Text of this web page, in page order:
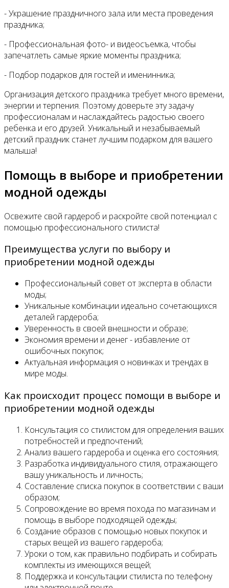
- Украшение праздничного зала или места проведения
праздника;
- Профессиональная фото- и видеосъемка, чтобы
запечатлеть самые яркие моменты праздника;
- Подбор подарков для гостей и именинника;
Организация детского праздника требует много времени,
энергии и терпения. Поэтому доверьте эту задачу
профессионалам и наслаждайтесь радостью своего
ребенка и его друзей. Уникальный и незабываемый
детский праздник станет лучшим подарком для вашего
малыша!
Помощь в выборе и приобретении
модной одежды
Освежите свой гардероб и раскройте свой потенциал с
помощью профессионального стилиста!
Преимущества услуги по выбору и
приобретении модной одежды
Профессиональный совет от эксперта в области
моды;
Уникальные комбинации идеально сочетающихся
деталей гардероба;
Уверенность в своей внешности и образе;
Экономия времени и денег - избавление от
ошибочных покупок;
Актуальная информация о новинках и трендах в
мире моды.
Как происходит процесс помощи в выборе и
приобретении модной одежды
Консультация со стилистом для определения ваших
потребностей и предпочтений;
Анализ вашего гардероба и оценка его состояния;
Разработка индивидуального стиля, отражающего
вашу уникальность и личность;
Составление списка покупок в соответствии с ваши
образом;
Сопровождение во время похода по магазинам и
помощь в выборе подходящей одежды;
Создание образов с помощью новых покупок и
старых вещей из вашего гардероба;
Уроки о том, как правильно подбирать и собирать
комплекты из имеющихся вещей;
Поддержка и консультации стилиста по телефону